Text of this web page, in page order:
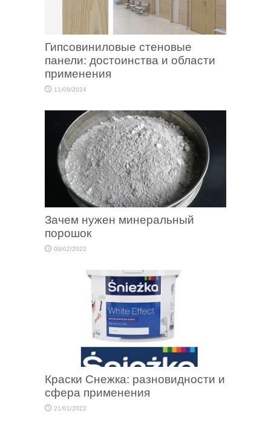
Гипсовиниловые стеновые
панели: достоинства и области
применения
11/09/2024
Зачем нужен минеральный
порошок
08/02/2022
Краски Снежка: разновидности и
сфера применения
21/01/2022